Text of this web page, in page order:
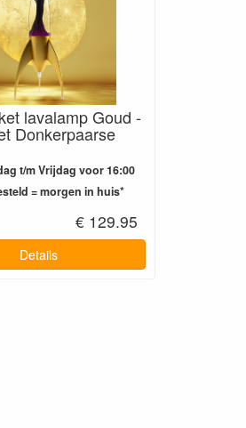
lavalamp Goud -
Donkerpaarse
t/m Vrijdag voor 16:00
= morgen in huis*
€ 129.95
Details